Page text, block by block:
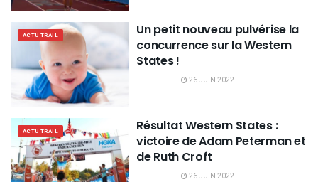
ACTU TRAIL
Un petit nouveau pulvérise la
concurrence sur la Western
States !
26 JUIN 2022
ACTU TRAIL
Résultat Western States :
victoire de Adam Peterman et
de Ruth Croft
26 JUIN 2022